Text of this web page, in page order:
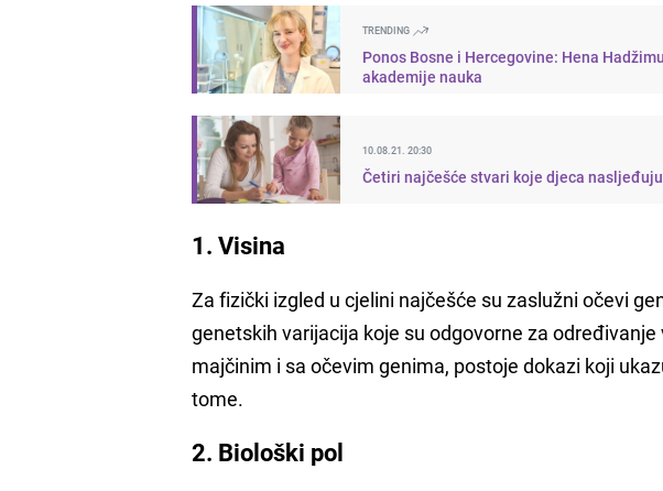
TRENDING
Ponos Bosne i Hercegovine: Hena
akademije nauka
10.08.21. 20:30
Četiri najčešće stvari koje djeca
1. Visina
Za fizički izgled u cjelini najčešće su zaslužni očevi
genetskih varijacija koje su odgovorne za
majčinim i sa očevim genima, postoje dokazi koji
tome.
2. Biološki pol